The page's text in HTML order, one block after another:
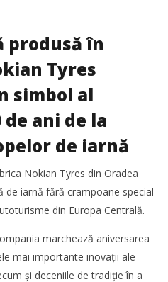
Cererea de spații
produsă în
Tyres
simbol al
ani de la
de iarnă
Nokian Tyres din Oradea
iarnă fără crampoane special
din Europa Centrală.
marchează aniversarea
mai importante inovații ale
și deceniile de tradiție în a